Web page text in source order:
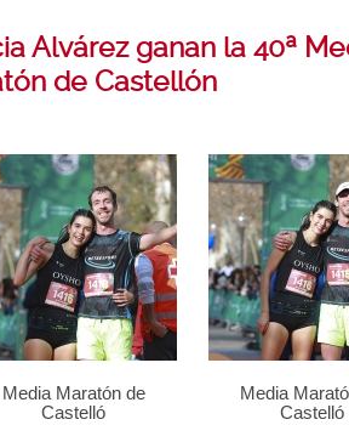
Alvárez ganan la 40ª
de Castellón
Media Maratón de
Castelló
Media
Castelló